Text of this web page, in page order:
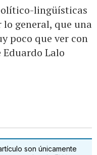
lingüísticas
general, que una
poco que ver con
Lalo
son únicamente